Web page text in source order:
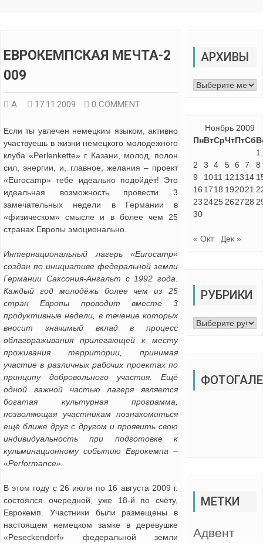
ЕВРОКЕМПСКАЯ МЕЧТА-2
009
А. 17.11.2009 0 COMMENT
Если ты увлечен немецким языком, активно
участвуешь в жизни немецкого молодежного
клуба «Perlenkette» г. Казани, молод, полон
сил, энергии, и, главное, желания – проект
«Eurocamp» тебе идеально подойдёт! Это
идеальная возможность провести 3
замечательных недели в Германии в
«физическом» смысле и в более чем 25
странах Европы эмоционально.
Интернациональный лагерь «Eurocamp»
создан по инициативе федеральной земли
Германии Саксония-Ангальт с 1992 года.
Каждый год молодёжь более чем из 25
стран Европы проводит вместе 3
продуктивные недели, в течение которых
вносит значимый вклад в процесс
облагораживания прилегающей к месту
проживания территории, принимая
участие в различных рабочих проектах по
принципу добровольного участия. Ещё
одной важной частью лагеря является
богатая культурная программа,
позволяющая участникам познакомиться
ещё ближе друг с другом и проявить свою
индивидуальность при подготовке к
кульминационному событию Еврокемпа –
«Performance».
В этом году с 26 июля по 16 августа 2009 г.
состоялся очередной, уже 18-й по счёту,
Еврокемп. Участники были размещены в
настоящем немецком замке в деревушке
«Peseckendorf» федеральной земли
АРХИВЫ
Архивы
Ноябрь 2009
ПнВтСрЧтПтСб
1
2
3 4 5 6 7
8
9
1011 121314
16 1718 192021
23 2425 262728
30
« Окт Дек »
РУБРИКИ
Рубрики
МЕТКИ
Адвент